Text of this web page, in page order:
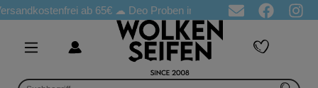
ab 65€☁ Deo Proben in jeder Bestellung ☁ Goodie